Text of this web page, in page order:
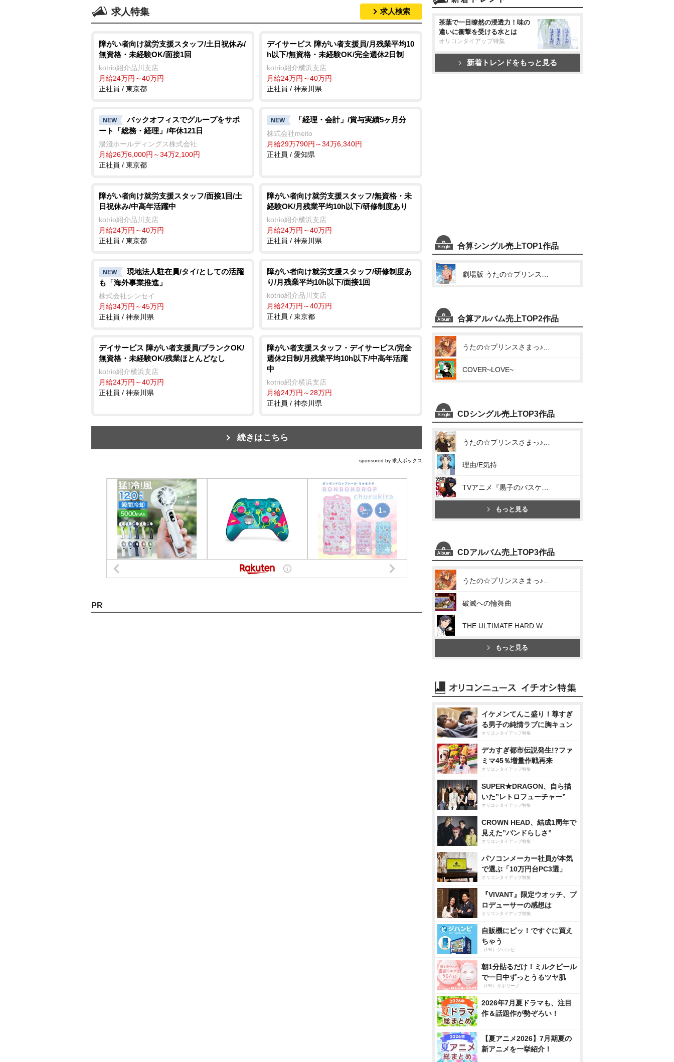
t
e
求人特集 求人検索
障がい者向け就労支援スタッフ/土日祝休み/
無資格・未経験OK/面接1回
kotrio紹介品川支店
月給24万円～40万円
正社員 / 東京都
デイサービス 障がい者支援員/月残業平均10
h以下/無資格・未経験OK/完全週休2日制
kotrio紹介横浜支店
月給24万円～40万円
正社員 / 神奈川県
NEW
バックオフィスでグループをサポ
ート「総務・経理」/年休121日
湯淺ホールディングス株式会社
月給26万6,000円～34万2,100円
正社員 / 東京都
NEW 「経理・会計」/賞与実績5ヶ月分
株式会社meito
月給29万790円～34万6,340円
正社員 / 愛知県
障がい者向け就労支援スタッフ/面接1回/土
日祝休み/中高年活躍中
kotrio紹介品川支店
月給24万円～40万円
正社員 / 東京都
障がい者向け就労支援スタッフ/無資格・未
経験OK/月残業平均10h以下/研修制度あり
kotrio紹介横浜支店
月給24万円～40万円
正社員 / 神奈川県
NEW
現地法人駐在員/タイ/としての活躍
も「海外事業推進」
株式会社シンセイ
月給34万円～45万円
正社員 / 神奈川県
障がい者向け就労支援スタッフ/研修制度あ
り/月残業平均10h以下/面接1回
kotrio紹介品川支店
月給24万円～40万円
正社員 / 東京都
デイサービス 障がい者支援員/ブランクOK/
無資格・未経験OK/残業ほとんどなし
kotrio紹介横浜支店
月給24万円～40万円
正社員 / 神奈川県
障がい者支援スタッフ・デイサービス/完全
週休2日制/月残業平均10h以下/中高年活躍
中
kotrio紹介横浜支店
月給24万円～28万円
正社員 / 神奈川県
続きはこちら
sponsored by 求人ボックス
PR
茶葉で一目瞭然の浸透力！味の
違いに衝撃を受ける水とは
オリコンタイアップ特集
新着トレンドをもっと見る
合算シングル売上TOP1作品
合算アルバム売上TOP2作品
COVER~LOVE~
CDシングル売上TOP3作品
理由/E気持
もっと見る
CDアルバム売上TOP3作品
破滅への輪舞曲
もっと見る
イケメンてんこ盛り！尊すぎ
る男子の純情ラブに胸キュン
オリコンタイアップ特集
デカすぎ都市伝説発生!?ファ
ミマ45％増量作戦再来
オリコンタイアップ特集
SUPER★DRAGON、自ら描
いた”レトロフューチャー”
オリコンタイアップ特集
CROWN HEAD、結成1周年で
見えた”バンドらしさ”
オリコンタイアップ特集
パソコンメーカー社員が本気
で選ぶ「10万円台PC3選」
オリコンタイアップ特集
『VIVANT』限定ウオッチ、プ
ロデューサーの感想は
オリコンタイアップ特集
自販機にピッ！ですぐに買え
ちゃう
（PR）ジハンピ
朝1分貼るだけ！ミルクピール
で一日中ずっとうるツヤ肌
（PR）サボリーノ
2026年7月夏ドラマも、注目
作＆話題作が勢ぞろい！
【夏アニメ2026】7月期夏の
新アニメを一挙紹介！